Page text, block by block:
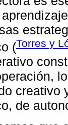
(Torres y
creativo
de